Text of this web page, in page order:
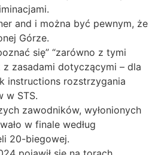
and i można być pewnym, że
Górze.
się” “zarówno z tymi
z zasadami dotyczącymi – dla
instructions rozstrzygania
w STS.
zawodników, wyłonionych
w finale według
20-biegowej.